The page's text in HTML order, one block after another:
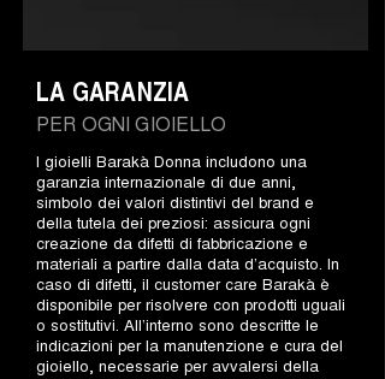
PER OGNI GIOIELLO
LA GARANZIA
I gioielli Barakà Donna includono una
garanzia internazionale di due anni,
simbolo dei valori distintivi del brand e
della tutela dei preziosi: assicura ogni
creazione da difetti di fabbricazione e
materiali a partire dalla data d’acquisto. In
caso di difetti, il customer care Barakà è
disponibile per risolvere con prodotti uguali
o sostitutivi. All’interno sono descritte le
indicazioni per la manutenzione e cura del
gioiello, necessarie per avvalersi della